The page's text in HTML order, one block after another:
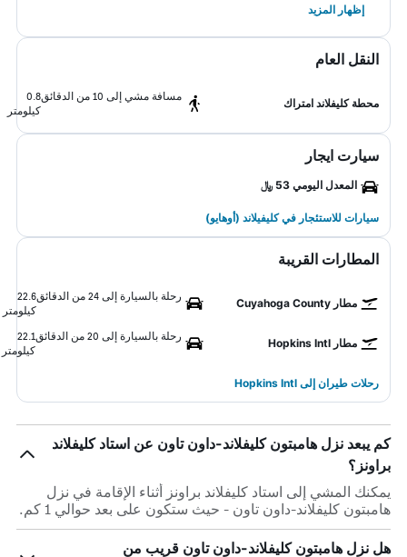
إظهار المزيد
النقل العام
محطة كليفلاند امتراك
مسافة مشي إلى 10 من الدقائق
0.8
كيلومتر
سيارت ايجار
المعدل اليومي 53 ﷼
سيارات للاستئجار في كليفيلاند (أوهايو)
المطارات القريبة
مطار Cuyahoga County
رحلة بالسيارة إلى 24 من الدقائق
22.6
كيلومتر
مطار Hopkins Intl
رحلة بالسيارة إلى 20 من الدقائق
22.1
كيلومتر
رحلات طيران إلى Hopkins Intl
كم يبعد نزل هامبتون كليفلاند-داون تاون عن استاد كليفلاند
براونز؟
يمكنك المشي إلى استاد كليفلاند براونز أثناء الإقامة في نزل
هامبتون كليفلاند-داون تاون - حيث ستكون على بعد حوالي 1 كم.
هل نزل هامبتون كليفلاند-داون تاون قريب من